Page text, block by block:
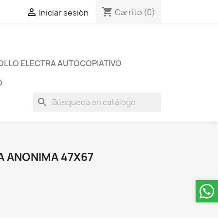
 Iniciar sesión shopping_cart Carrito (0)
ELECTRA AUTOCOPIATIVO
search
ANONIMA 47X67